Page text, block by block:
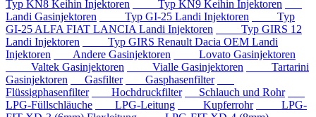
Typ KN8 Keihin Injektoren
Typ KN9 Keihin Injektoren
Landi Gasinjektoren
Typ GI-25 Landi Injektoren
Typ
GI-25 ALFA FIAT LANCIA Landi Injektoren
Typ GIRS 12
Landi Injektoren
Typ GIRS Renault Dacia OEM Landi
Injektoren
Andere Gasinjektoren
Lovato Gasinjektoren
Valtek Gasinjektoren
Vialle Gasinjektoren
Tartarini
Gasinjektoren
Gasfilter
Gasphasenfilter
Flüssigphasenfilter
Hochdruckfilter
Schlauch und Rohr
LPG-Füllschläuche
LPG-Leitung Kupferrohr
LPG-